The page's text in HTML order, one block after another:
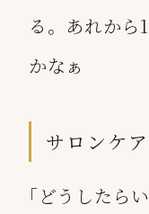
る。あれから
かなぁ
サロンケ
｢どうしたら